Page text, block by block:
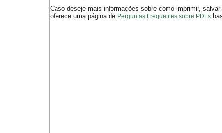
Caso deseje mais informações sobre como imprimir,
oferece uma página de Perguntas Frequentes sobre PDFs